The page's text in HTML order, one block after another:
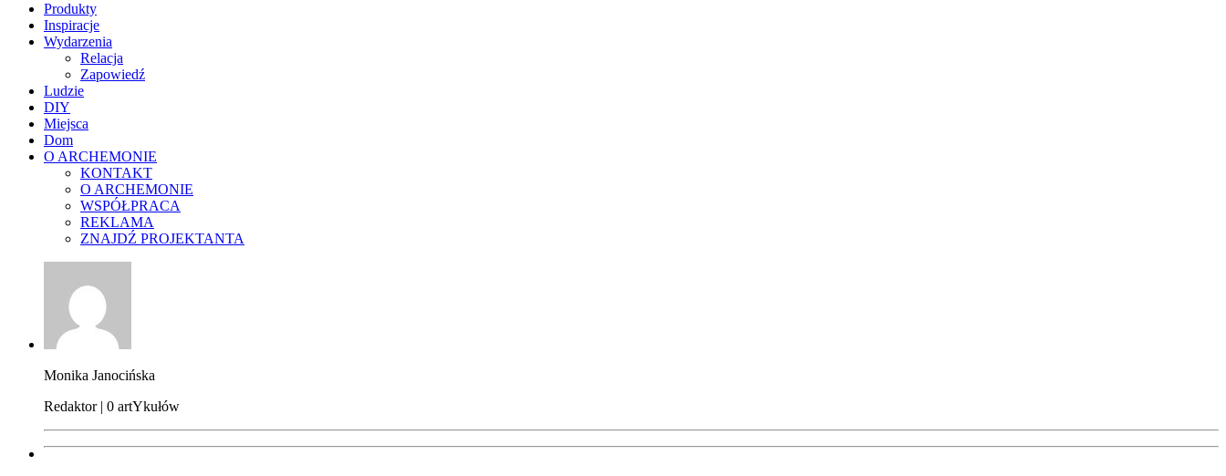
Produkty
Inspiracje
Wydarzenia
Relacja
Zapowiedź
Ludzie
DIY
Miejsca
Dom
O ARCHEMONIE
KONTAKT
O ARCHEMONIE
WSPÓŁPRACA
REKLAMA
ZNAJDŹ PROJEKTANTA
Monika Janocińska
Redaktor | 0 artYkułów